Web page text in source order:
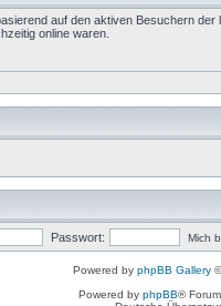
auf den aktiven Besuchern der
online waren.
Passwort: Mich
Powered by phpBB Gallery©
Powered by phpBB®